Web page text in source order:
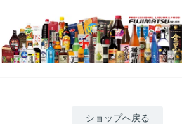
ショップへ戻る